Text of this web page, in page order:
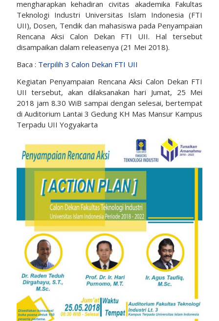
mengharapkan kehadiran civitas akademika Fakultas
Teknologi Industri Universitas Islam Indonesia (FTI
UII), Dosen, Tendik dan mahasiswa pada Penyampaian
Rencana Aksi Calon Dekan FTI UII. Hal tersebut
disampaikan dalam releasenya (21 Mei 2018).
Baca : Terpilih 3 Calon Dekan FTI UII
Kegiatan Penyampaian Rencana Aksi Calon Dekan FTI
UII tersebut, akan dilaksanakan hari Jumat, 25 Mei
2018 jam 8.30 WiB sampai dengan selesai, bertempat
di Auditorium Lantai 3 Gedung KH Mas Mansur Kampus
Terpadu UII Yogyakarta